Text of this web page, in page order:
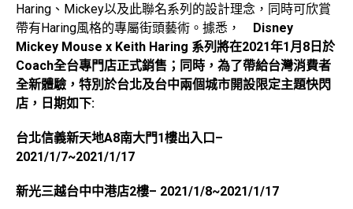
Haring、Mickey以及此聯名系列的設計理念，同時可欣賞
帶有Haring風格的專屬街頭藝術。據悉， Disney
Mickey Mouse x Keith Haring 系列將在2021年1月 8 日於
Coach全台專門店正式銷售； 同時，為了帶給台灣消費者
全新體驗，特別於台北及台中兩個城市開設限定主題快閃
店，日期如下:
台北信義新天地A8南大門1樓出入口–
2021/1/7~2021/1/17
新光三越台中中港店2樓– 2021/1/8~2021/1/17